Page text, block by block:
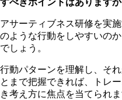
アサーティブネス研修を実
のような行動をしやすいの
でしょう。
行動パターンを理解し、そ
とまで把握できれば、トレ
き考え方に焦点を当てられ